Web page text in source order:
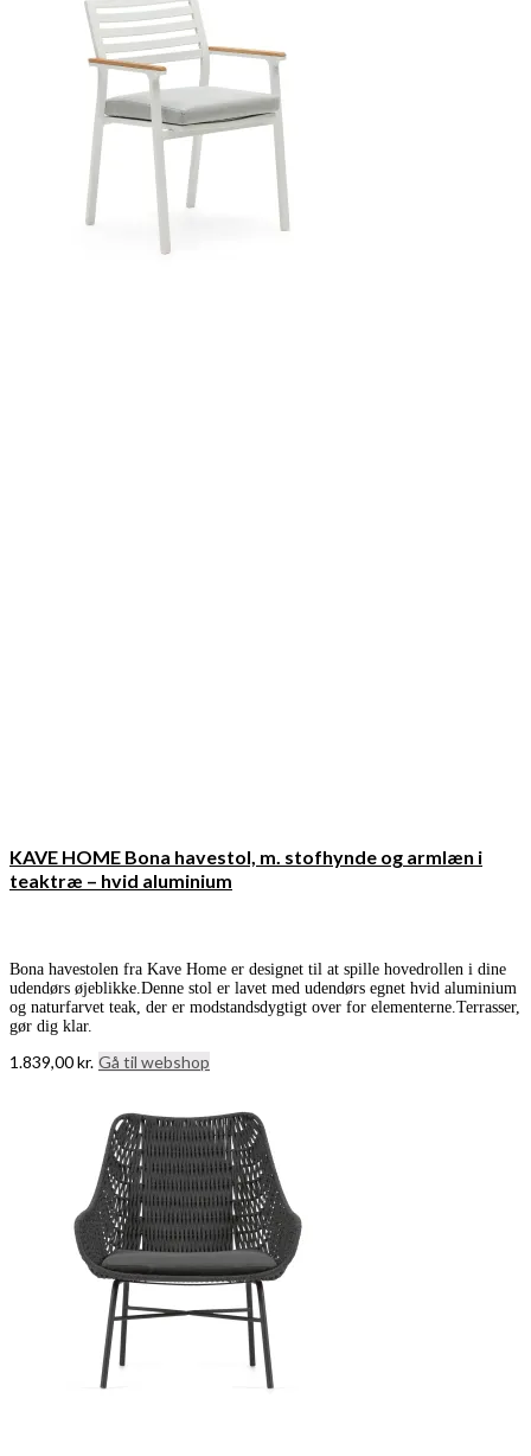
KAVE HOME Bona havestol, m. stofhynde og armlæn i
teaktræ – hvid aluminium
Bona havestolen fra Kave Home er designet til at spille hovedrollen i dine
udendørs øjeblikke.Denne stol er lavet med udendørs egnet hvid aluminium
og naturfarvet teak, der er modstandsdygtigt over for elementerne.Terrasser,
gør dig klar.
1.839,00kr. Gå til webshop